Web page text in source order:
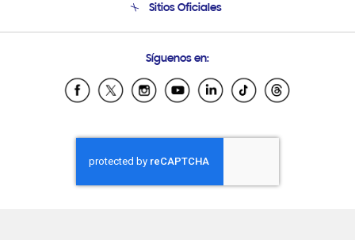
Soporte vía eMail
Sitios Oficiales
Samsung Ecuador
Samsung El Salvador
Samsung Honduras
Samsung Nicaragua
Samsung Panamá
Síguenos en: